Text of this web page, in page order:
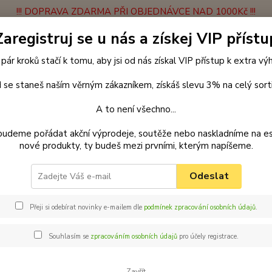
!!! DOPRAVA ZDARMA PŘI OBJEDNÁVCE NAD 1000Kč !!!
Vrácení zboží Obchodní podmínky Velkoobchodní spolupráce
klasický postroj pro psy 52
modrá s tlapkami
se u nás a získej VIP
kroků stačí k tomu, aby jsi od nás získal VIP přístup k extra
se staneš naším věrným zákazníkem, získáš slevu 3% na celý
A to není všechno...
pořádat akční výprodeje, soutěže nebo naskladníme na
nové produkty, ty budeš mezi prvními, kterým napíšeme.
Odeslat
Přeji si odebírat novinky e-mailem dle podmínek zpracování osobních údajů.
Souhlasím se zpracováním osobních údajůpro účely registrace.